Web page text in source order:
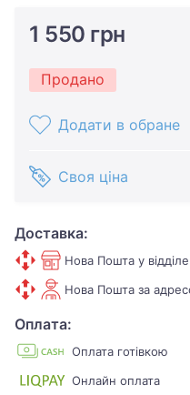
1 550 грн
Продано
Додати в обране
Своя ціна
Доставка:
Нова Пошта у
Нова Пошта за
Оплата:
Оплата готівкою
Онлайн оплата